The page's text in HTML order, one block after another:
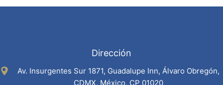
Dirección
Av. Insurgentes Sur 1871, Guadalupe Inn, Álvaro Obregón,
CDMX, México, CP 01020